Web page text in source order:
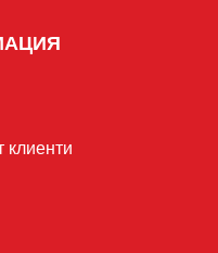
клиенти